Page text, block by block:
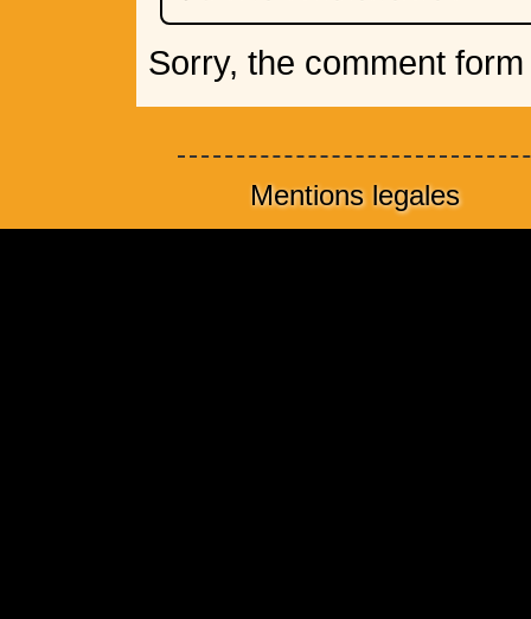
Sorry, the comment
Mentions legales